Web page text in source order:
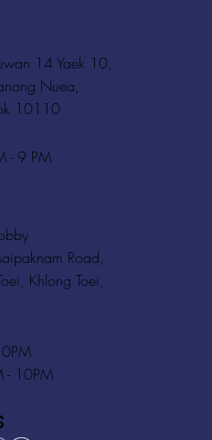
14 Yaek 10,
Nuea,
10110
- 9 PM
Road,
Khlong Toei,
- 10PM